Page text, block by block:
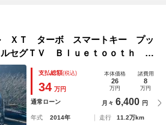
ＸＴ ターボ スマートキー プッ
セグＴＶ Ｂｌｕｅｔｏｏｔｈ ア
１５インチＡＷ ＨＩＤ 衝突安全
支払総額(税込)
34 万円
本体価格
26
万円
諸費用
8
万円
通常ローン 月々 6,400 円
年式 2014年 走行
11.2万km